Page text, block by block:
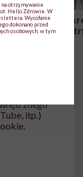
co mi się
o
u
itp.)
na otrzymywanie
Hello Zdrowie. W
Wycofanie
dokonano przed
osobowych, w tym